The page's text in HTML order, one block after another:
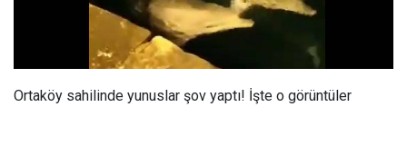
Ortaköy sahilinde yunuslar şov yaptı! İşte o görüntüler